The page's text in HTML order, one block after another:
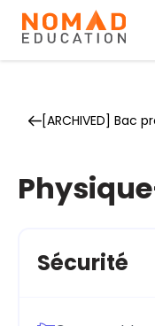
[ARCHIVED] Bac
Sécurité